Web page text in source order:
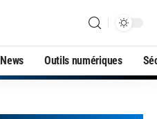
News Outils numériques